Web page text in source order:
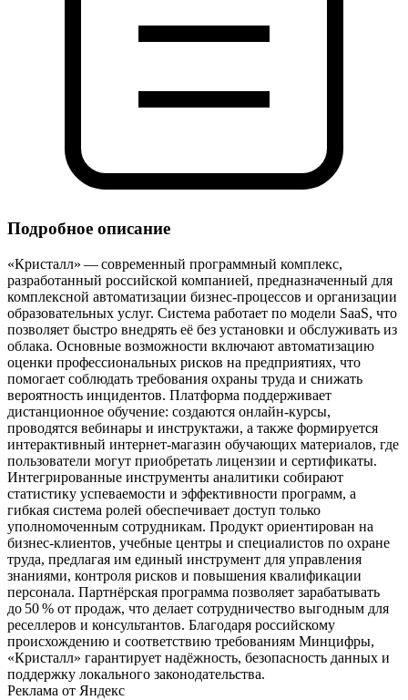
Подробное описание
«Кристалл» — современный программный комплекс,
разработанный российской компанией, предназначенный для
комплексной автоматизации бизнес‑процессов и организации
образовательных услуг. Система работает по модели SaaS, что
позволяет быстро внедрять её без установки и обслуживать из
облака. Основные возможности включают автоматизацию
оценки профессиональных рисков на предприятиях, что
помогает соблюдать требования охраны труда и снижать
вероятность инцидентов. Платформа поддерживает
дистанционное обучение: создаются онлайн‑курсы,
проводятся вебинары и инструктажи, а также формируется
интерактивный интернет‑магазин обучающих материалов, где
пользователи могут приобретать лицензии и сертификаты.
Интегрированные инструменты аналитики собирают
статистику успеваемости и эффективности программ, а
гибкая система ролей обеспечивает доступ только
уполномоченным сотрудникам. Продукт ориентирован на
бизнес‑клиентов, учебные центры и специалистов по охране
труда, предлагая им единый инструмент для управления
знаниями, контроля рисков и повышения квалификации
персонала. Партнёрская программа позволяет зарабатывать
до 50 % от продаж, что делает сотрудничество выгодным для
реселлеров и консультантов. Благодаря российскому
происхождению и соответствию требованиям Минцифры,
«Кристалл» гарантирует надёжность, безопасность данных и
поддержку локального законодательства.
Реклама от Яндекс